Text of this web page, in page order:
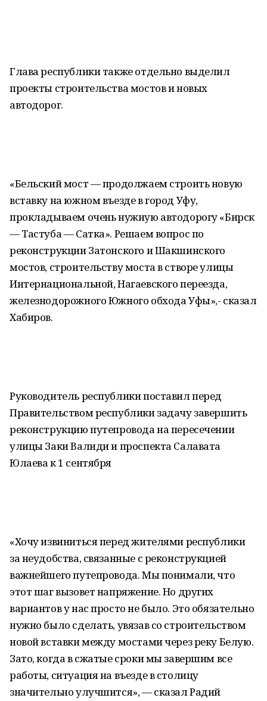
Глава республики также отдельно выделил
проекты строительства мостов и новых
автодорог.
«Бельский мост — продолжаем строить новую
вставку на южном въезде в город Уфу,
прокладываем очень нужную автодорогу «Бирск
— Тастуба — Сатка». Решаем вопрос по
реконструкции Затонского и Шакшинского
мостов, строительству моста в створе улицы
Интернациональной, Нагаевского переезда,
железнодорожного Южного обхода Уфы»,- сказал
Хабиров.
Руководитель республики поставил перед
Правительством республики задачу завершить
реконструкцию путепровода на пересечении
улицы Заки Валиди и проспекта Салавата
Юлаева к 1 сентября
«Хочу извиниться перед жителями республики
за неудобства, связанные с реконструкцией
важнейшего путепровода. Мы понимали, что
этот шаг вызовет напряжение. Но других
вариантов у нас просто не было. Это обязательно
нужно было сделать, увязав со строительством
новой вставки между мостами через реку Белую.
Зато, когда в сжатые сроки мы завершим все
работы, ситуация на въезде в столицу
значительно улучшится», — сказал Радий